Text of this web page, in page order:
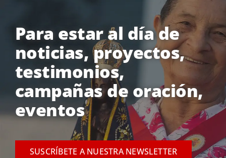
Para estar al día de
noticias, proyectos,
testimonios,
campañas de oración,
eventos
SUSCRÍBETE A NUESTRA NEWSLETTER